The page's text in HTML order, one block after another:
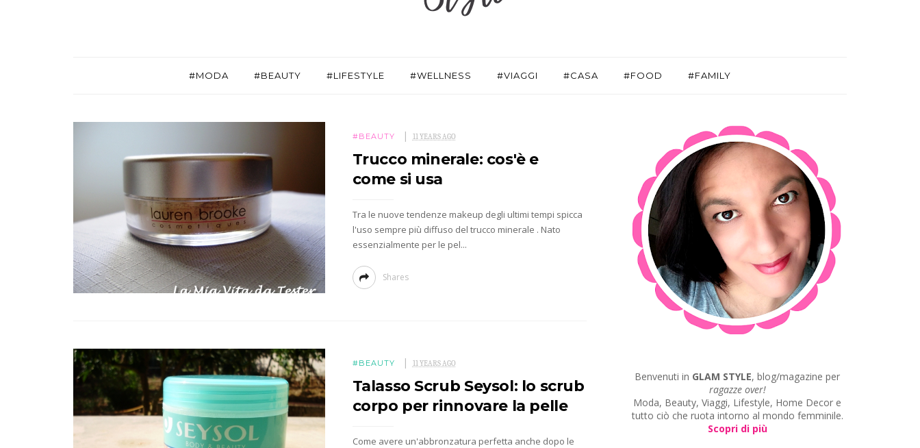
#MODA #BEAUTY #LIFESTYLE #WELLNESS #VIAGGI #CASA #FOOD #FAMILY
#BEAUTY 11 YEARS AGO
Trucco minerale: cos'è e
come si usa
Tra le nuove tendenze makeup degli ultimi tempi spicca
l'uso sempre più diffuso del trucco minerale . Nato
essenzialmente per le pel...
Shares
#BEAUTY 11 YEARS AGO
Talasso Scrub Seysol: lo scrub
corpo per rinnovare la pelle
Come avere un'abbronzatura perfetta anche dopo le
Benvenuti in GLAM STYLE, blog/magazine per
ragazze over!
Moda, Beauty, Viaggi, Lifestyle, Home Decor e
tutto ciò che ruota intorno al mondo femminile.
Scopri di più